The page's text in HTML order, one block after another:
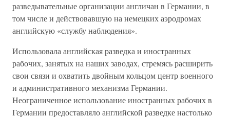
разведывательные организации англичан в Германии, в
том числе и действовавшую на немецких аэродромах
английскую «службу наблюдения».
Использовала английская разведка и иностранных
рабочих, занятых на наших заводах, стремясь расширить
свои связи и охватить двойным кольцом центр военного
и административного механизма Германии.
Неограниченное использование иностранных рабочих в
Германии предоставляло английской разведке настолько